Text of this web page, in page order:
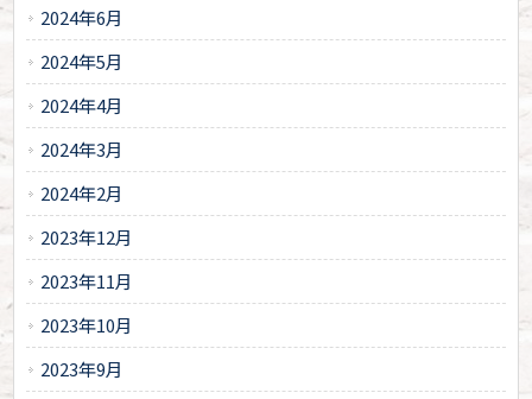
2024年6月
2024年5月
2024年4月
2024年3月
2024年2月
2023年12月
2023年11月
2023年10月
2023年9月